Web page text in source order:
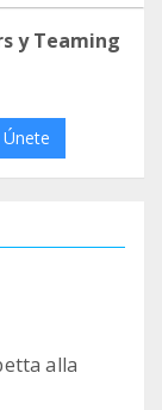
y Teaming
Únete
alla